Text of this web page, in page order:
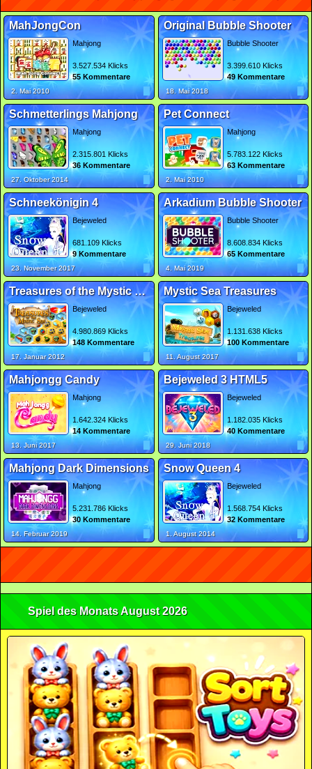
MahJongCon
Mahjong
3.527.534 Klicks
55 Kommentare
2. Mai 2010
Original Bubble Shooter
Bubble Shooter
3.399.610 Klicks
49 Kommentare
18. Mai 2018
Schmetterlings Mahjong
Mahjong
2.315.801 Klicks
36 Kommentare
27. Oktober 2014
Pet Connect
Mahjong
5.783.122 Klicks
63 Kommentare
2. Mai 2010
Schneekönigin 4
Bejeweled
681.109 Klicks
9 Kommentare
23. November 2017
Arkadium Bubble Shooter
Bubble Shooter
8.608.834 Klicks
65 Kommentare
4. Mai 2019
Treasures of the Mystic Sea
Bejeweled
4.980.869 Klicks
148 Kommentare
17. Januar 2012
Mystic Sea Treasures
Bejeweled
1.131.638 Klicks
100 Kommentare
11. August 2017
Mahjongg Candy
Mahjong
1.642.324 Klicks
14 Kommentare
13. Juni 2017
Bejeweled 3 HTML5
Bejeweled
1.182.035 Klicks
40 Kommentare
29. Juni 2018
Mahjong Dark Dimensions
Mahjong
5.231.786 Klicks
30 Kommentare
14. Februar 2019
Snow Queen 4
Bejeweled
1.568.754 Klicks
32 Kommentare
1. August 2014
Spiel des Monats August 2026